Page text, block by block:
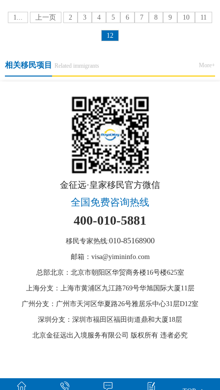
1...
上一页 2 3 4 5 6 7 8 9 10 11
12
相关移民项目 Related immigrants More+
金征远·皇家移民官方微信
全国免费咨询热线
400-010-5881
移民专家热线:010-85168900
邮箱：visa@yimininfo.com
总部北京：北京市朝阳区华贸商务楼16号楼625室
上海分支：上海市黄浦区九江路769号华旭国际大厦11层
广州分支：广州市天河区华夏路26号雅居乐中心31层D12室
深圳分支：深圳市福田区福田街道鼎和大厦18层
北京金征远出入境服务有限公司 版权所有 违者必究
   